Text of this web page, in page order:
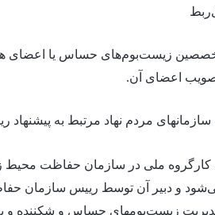
ربط
زیستبومهای حساس یا اعضای
اعضای آن.
سازمانهای مردم نهاد مرتبط به
کارگروه ملی در سازمان حفاظت محیط
شود و دبیر آن توسط رییس سازمان
زیستبومهای حساس و شکننده و